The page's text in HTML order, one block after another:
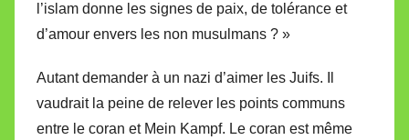
l’islam donne les signes de paix, de tolérance et
d’amour envers les non musulmans ? »
Autant demander à un nazi d’aimer les Juifs. Il
vaudrait la peine de relever les points communs
entre le coran et Mein Kampf. Le coran est même